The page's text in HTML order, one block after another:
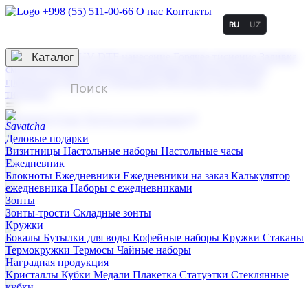
+998 (55) 511-00-66 О нас Контакты
3D гравировка
смолой (Doming)
гравировка твердая
тиснение
RU UZ
☰
Контакты
Каталог
Деловые подарки
Визитницы Настольные наборы Настольные часы
Ежедневник
Блокноты Ежедневники Ежедневники на заказ Калькулятор
ежедневника Наборы с ежедневниками
Зонты
Зонты-трости Складные зонты
Кружки
Бокалы Бутылки для воды Кофейные наборы Кружки Стаканы
Термокружки Термосы Чайные наборы
Наградная продукция
Kристаллы Кубки Медали Плакетка Статуэтки Стеклянные